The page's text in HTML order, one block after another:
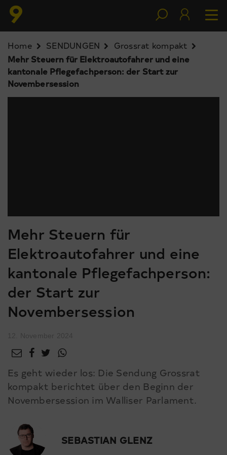
Home SENDUNGEN
Grossrat kompakt
Mehr Steuern für Elektroautofahrer und eine
kantonale Pflegefachperson: der Start zur
Novembersession
Mehr Steuern für
Elektroautofahrer und eine
kantonale Pflegefachperson:
der Start zur
Novembersession
Es geht wieder los: Die Sendung Grossrat
kompakt berichtet über den Beginn der
Novembersession im Walliser Parlament.
SEBASTIAN GLENZ